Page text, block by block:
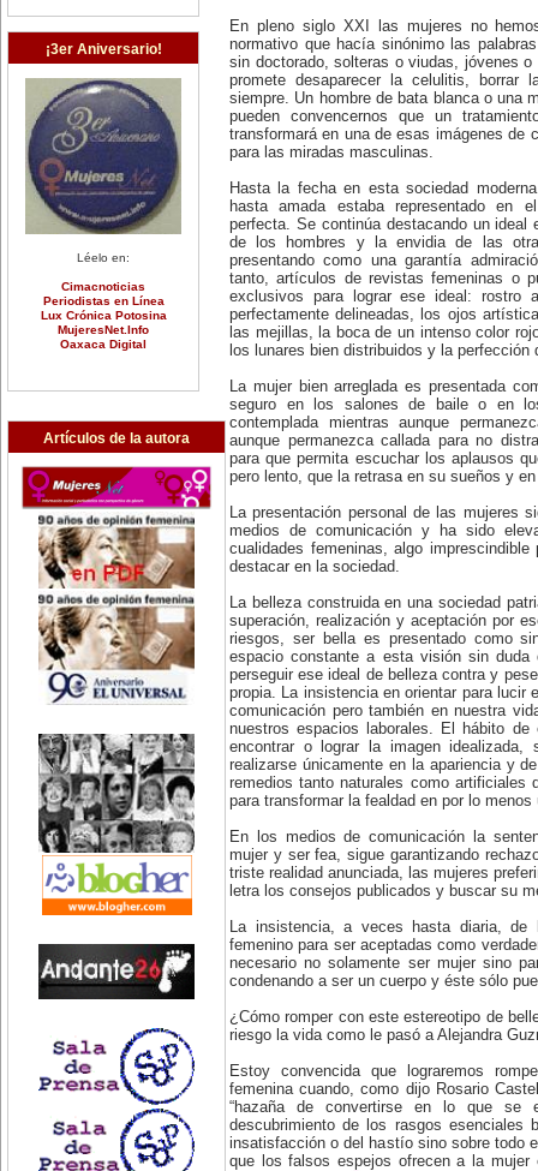
¡3er Aniversario!
Léelo en:
Cimacnoticias
Periodistas en Línea
Lux Crónica Potosina
MujeresNet.Info
Oaxaca Digital
Artículos de la autora
En pleno siglo XXI las mujeres no
normativo que hacía sinónimo las
sin doctorado, solteras o viudas, jóvenes
promete desaparecer la celulitis, borrar
siempre. Un hombre de bata blanca o una
pueden convencernos que un
transformará en una de esas imágenes de
para las miradas masculinas.
Hasta la fecha en esta sociedad
hasta amada estaba representado en
perfecta. Se continúa destacando un ideal
de los hombres y la envidia de las
presentando como una garantía
tanto, artículos de revistas femeninas o
exclusivos para lograr ese ideal: rostro
perfectamente delineadas, los ojos
las mejillas, la boca de un intenso color
los lunares bien distribuidos y la perfección
La mujer bien arreglada es presentada
seguro en los salones de baile o en
contemplada mientras aunque
aunque permanezca callada para no
para que permita escuchar los aplausos
pero lento, que la retrasa en su sueños y
La presentación personal de las mujeres
medios de comunicación y ha sido
cualidades femeninas, algo
destacar en la sociedad.
La belleza construida en una sociedad
superación, realización y aceptación por
riesgos, ser bella es presentado como
espacio constante a esta visión sin duda
perseguir ese ideal de belleza contra y
propia. La insistencia en orientar para lucir
comunicación pero también en nuestra
nuestros espacios laborales. El hábito de
encontrar o lograr la imagen idealizada,
realizarse únicamente en la apariencia y
remedios tanto naturales como artificiales
para transformar la fealdad en por lo
En los medios de comunicación la
mujer y ser fea, sigue garantizando
triste realidad anunciada, las mujeres
letra los consejos publicados y buscar su
La insistencia, a veces hasta diaria,
femenino para ser aceptadas como
necesario no solamente ser mujer sino
condenando a ser un cuerpo y éste sólo
¿Cómo romper con este estereotipo de
riesgo la vida como le pasó a Alejandra
Estoy convencida que lograremos
femenina cuando, como dijo Rosario
“hazaña de convertirse en lo que se
descubrimiento de los rasgos
insatisfacción o del hastío sino sobre todo
que los falsos espejos ofrecen a la mujer